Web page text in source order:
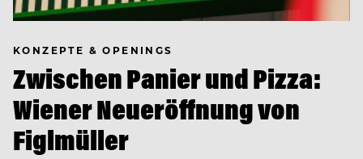
KONZEPTE & OPENINGS
Zwischen Panier und Pizza:
Wiener Neueröffnung von
Figlmüller